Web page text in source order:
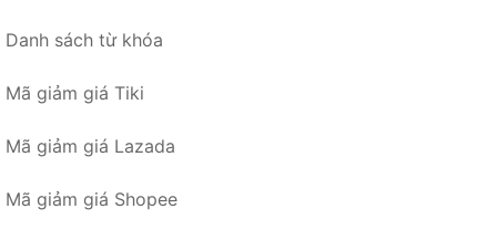
Danh sách từ khóa
Mã giảm giá Tiki
Mã giảm giá Lazada
Mã giảm giá Shopee